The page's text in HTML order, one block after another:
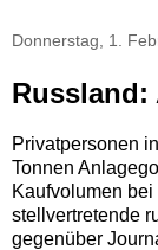
Donnerstag, 1.
Privatpersonen
Tonnen
Kaufvolumen
stellvertretende
gegenüber